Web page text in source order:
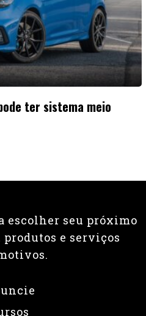
ter sistema meio
escolher seu próximo
produtos e serviços